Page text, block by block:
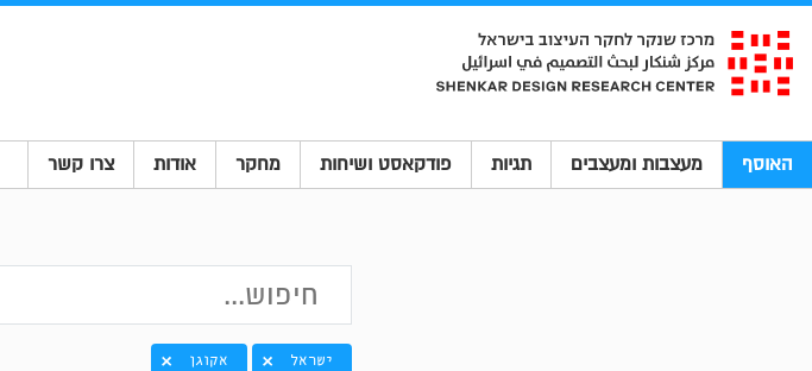
האוסף מעצבות ומעצבים תגיות פודקאסט ושיחות מחקר אודות צרו קשר
ישראל אקוגן